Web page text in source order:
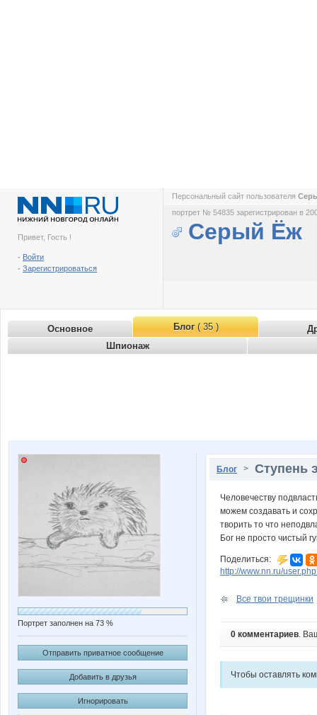
Привет, Гость !
- Войти
- Зарегистрироваться
Персональный сайт пользователя
портрет № 54835 зарегистрирован в
Серый Ёж
Основное Блог( 35 )
Шпионаж
Портрет заполнен на 73 %
Отправить приватное сообщение
Добавить в друзья
Игнорировать
Блог > Ступень
Человечеству
можем создавать и
творить то что
Бог не просто чистый
Поделиться:
http://www.nn.ru/
Все твои трещинки
0 комментариев.
Чтобы оставлять